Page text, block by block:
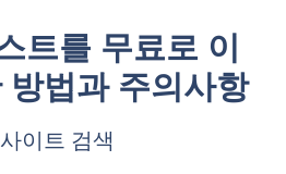
트를 무료로 이
방법과 주의사항
이트 검색